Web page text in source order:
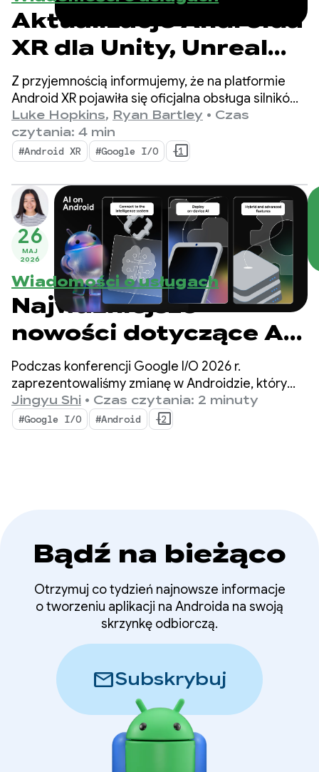
Aktualizacje Androida
XR dla Unity, Unreal
i Godot
Z przyjemnością informujemy, że na platformie
Android XR pojawiła się oficjalna obsługa silników
Unreal Engine i Godot. Wprowadzamy też nowe
narzędzia, które zwiększą Twoją produktywność
i umożliwią korzystanie z nowych funkcji XR:
Android XR Engine Hub i Android XR Interaction
Framework.
Luke Hopkins, Ryan Bartley • Czas
czytania: 4 min
#Android XR #Google I/O +1
26
MAJ
2026
Wiadomości o usługach
Najważniejsze
nowości dotyczące AI
na Androidzie, które
pozwolą Ci tworzyć
inteligentne
Podczas konferencji Google I/O 2026 r.
zaprezentowaliśmy zmianę w Androidzie, który
z systemu operacyjnego stał się systemem
opartym na AI. Pokazaliśmy też, jak możesz
tworzyć inteligentne funkcje w systemie
Jingyu Shi • Czas czytania: 2 minuty
#Google I/O #Android +2
Bądź na bieżąco
Otrzymuj co tydzień najnowsze informacje
o tworzeniu aplikacji na Androida na swoją
skrzynkę odbiorczą.
mailSubskrybuj